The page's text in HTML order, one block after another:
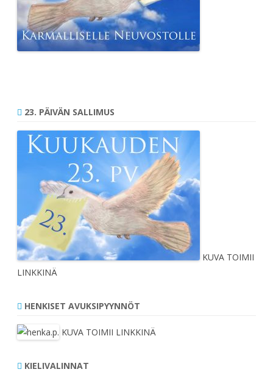
23. PÄIVÄN SALLIMUS
KUVA TOIMII
LINKKINÄ
HENKISET AVUKSIPYYNNÖT
KUVA TOIMII LINKKINÄ
KIELIVALINNAT